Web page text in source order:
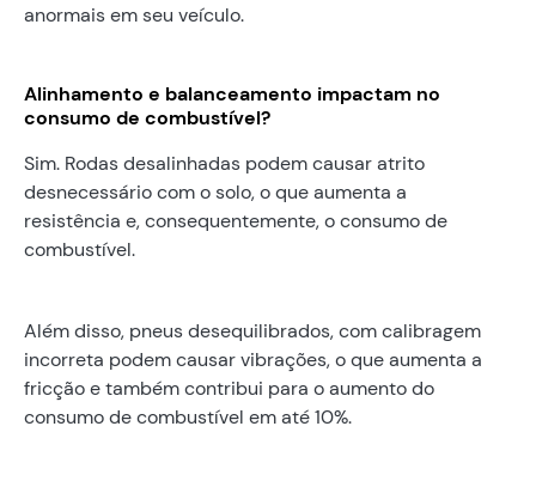
anormais em seu veículo.
Alinhamento e balanceamento impactam no
consumo de combustível?
Sim. Rodas desalinhadas podem causar atrito
desnecessário com o solo, o que aumenta a
resistência e, consequentemente, o consumo de
combustível.
Além disso, pneus desequilibrados, com calibragem
incorreta podem causar vibrações, o que aumenta a
fricção e também contribui para o aumento do
consumo de combustível em até 10%.